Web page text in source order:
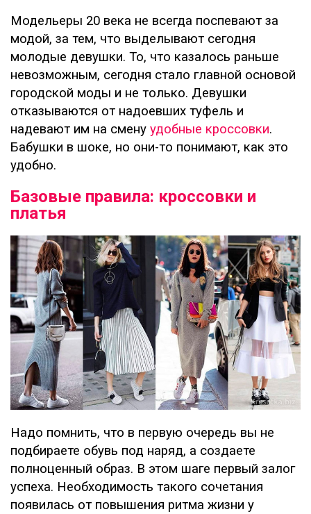
Модельеры 20 века не всегда поспевают за
модой, за тем, что выделывают сегодня
молодые девушки. То, что казалось раньше
невозможным, сегодня стало главной основой
городской моды и не только. Девушки
отказываются от надоевших туфель и
надевают им на смену удобные кроссовки.
Бабушки в шоке, но они-то понимают, как это
удобно.
Базовые правила: кроссовки и
платья
Надо помнить, что в первую очередь вы не
подбираете обувь под наряд, а создаете
полноценный образ. В этом шаге первый залог
успеха. Необходимость такого сочетания
появилась от повышения ритма жизни у